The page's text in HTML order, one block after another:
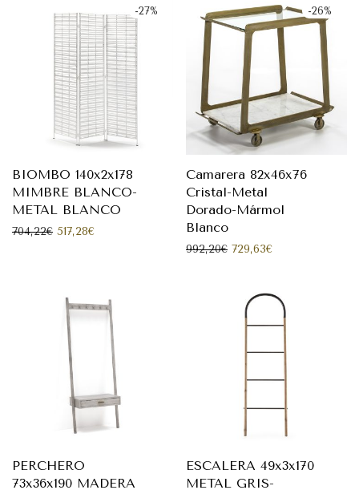
-27%
BIOMBO 140x2x178
MIMBRE BLANCO-
METAL BLANCO
704,22€ El precio original era: 704,22€.
517,28€El precio actual es: 517,28€.
-26%
Camarera 82x46x76
Cristal-Metal
Dorado-Mármol
Blanco
992,20€ El precio original era:
729,63€El precio actual
PERCHERO
73x36x190 MADERA
ESCALERA 49x3x170
METAL GRIS-